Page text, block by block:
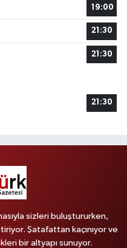
19:00
21:30
21:30
21:30
sizleri buluştururken,
Şatafattan kaçınıyor ve
bir altyapı sunuyor.